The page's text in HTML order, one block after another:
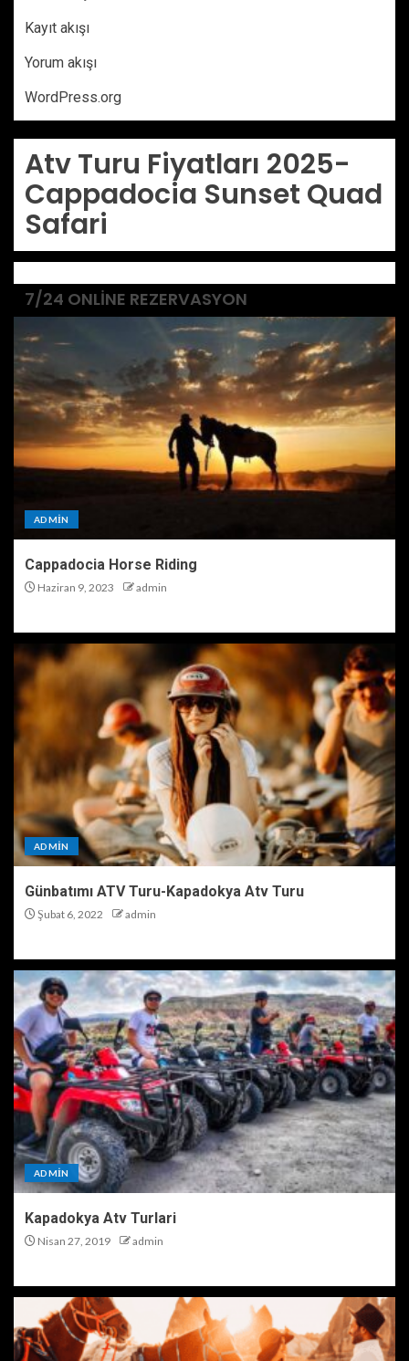
Kayıt akışı
Yorum akışı
WordPress.org
Atv Turu Fiyatları 2025-
Cappadocia Sunset Quad
Safari
7/24 ONLINE REZERVASYON
ADMIN
Cappadocia Horse Riding
Haziran 9, 2023 admin
ADMIN
Günbatımı ATV Turu-Kapadokya Atv Turu
Şubat 6, 2022 admin
ADMIN
Kapadokya Atv Turlari
Nisan 27, 2019 admin